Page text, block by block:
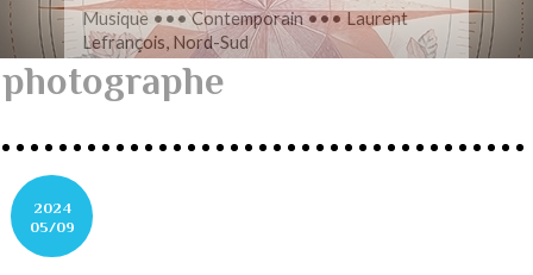
Musique ••• Contemporain ••• Nathan
Henninger, Romanza pour cordes
photographe
2024
05/09